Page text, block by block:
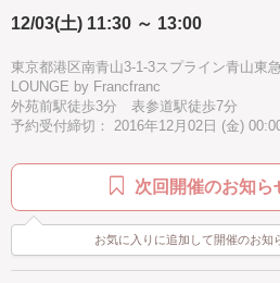
12/03(土) 11:30 ～ 13:00
東京都港区南青山3-1-3スプライン青山東
LOUNGE by Francfranc
外苑前駅徒歩3分 表参道駅徒歩7分
予約受付締切： 2016年12月02日 (金)
次回開催のお知ら
お気に入りに追加して開催のお知